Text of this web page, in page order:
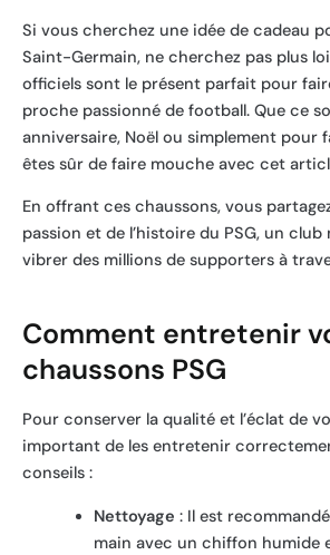
Si vous cherchez une idée de cadeau
Saint-Germain, ne cherchez pas plus
officiels sont le présent parfait pour
proche passionné de football. Que ce
anniversaire, Noël ou simplement pour
êtes sûr de faire mouche avec cet
En offrant ces chaussons, vous
passion et de l’histoire du PSG, un
vibrer des millions de supporters à
Comment entretenir
chaussons PSG
Pour conserver la qualité et l’éclat de
important de les entretenir
conseils :
Nettoyage : Il est
main avec un chiffon humide